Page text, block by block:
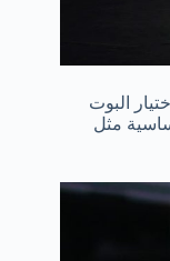
البوت
مثل